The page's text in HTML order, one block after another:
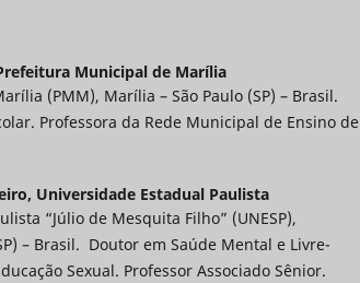
Municipal de Marília
(PMM), Marília – São Paulo (SP) – Brasil.
Professora da Rede Municipal de Ensino de
Universidade Estadual Paulista
“Júlio de Mesquita Filho” (UNESP),
– Brasil. Doutor em Saúde Mental e Livre-
Sexual. Professor Associado Sênior.